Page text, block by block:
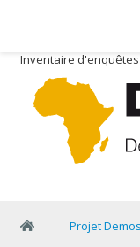
Inventaire
Projet